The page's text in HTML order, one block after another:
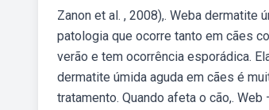
Zanon et al. , 2008),. Weba dermatite
patologia que ocorre tanto em cães
verão e tem ocorrência esporádica.
dermatite úmida aguda em cães é
tratamento. Quando afeta o cão,.